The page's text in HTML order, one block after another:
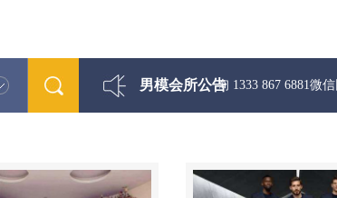
男模会所公告
最新男模娱乐资讯免费咨询 1333 867 6881微信同步